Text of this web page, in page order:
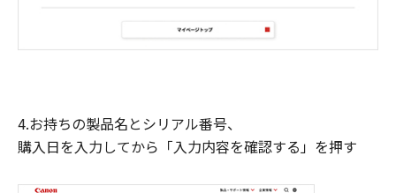
4.お持ちの製品名とシリアル番号、
購入日を入力してから「入力内容を確認する」を押す